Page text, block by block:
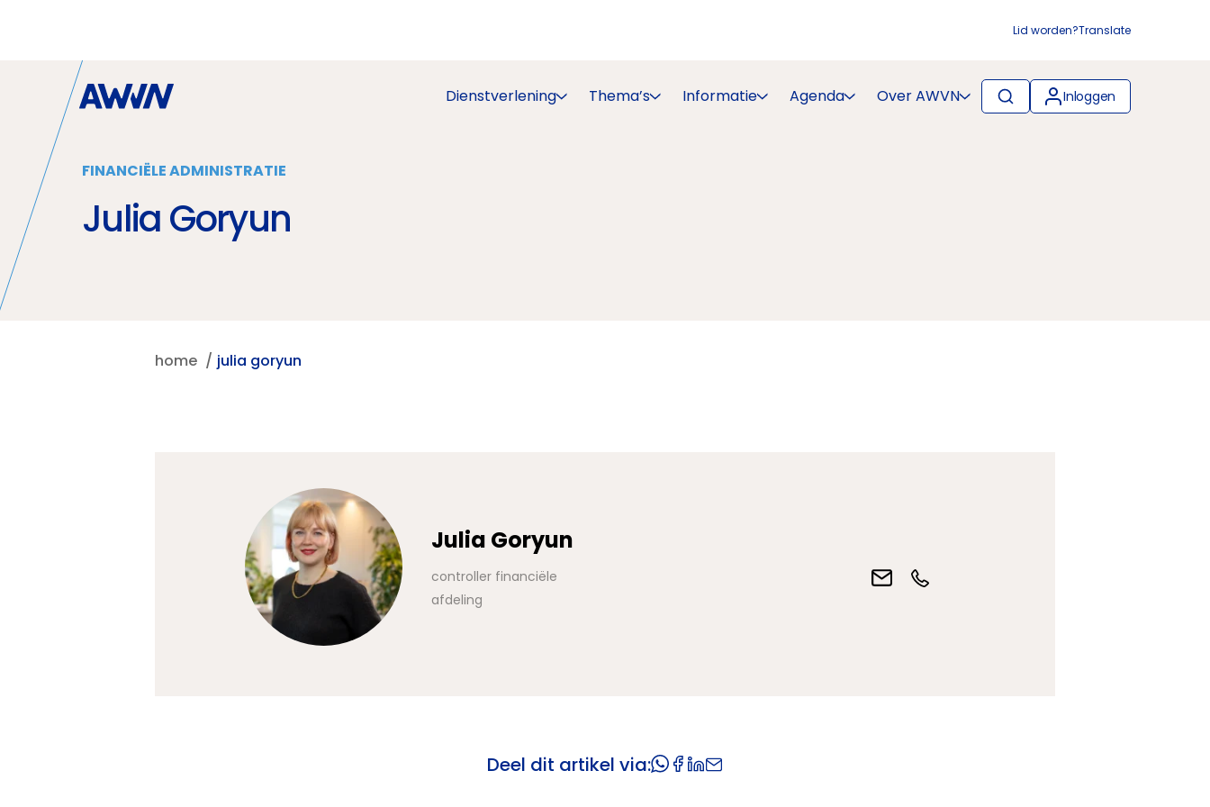
Lid worden?Translate
Dienstverlening Thema’s Informatie Agenda Over AWVN Inloggen
FINANCIËLE ADMINISTRATIE
Julia Goryun
home julia goryun
Julia Goryun
controller financiële
afdeling
Deel dit artikel via: